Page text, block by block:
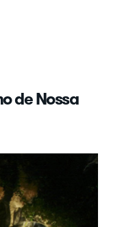
de Nossa